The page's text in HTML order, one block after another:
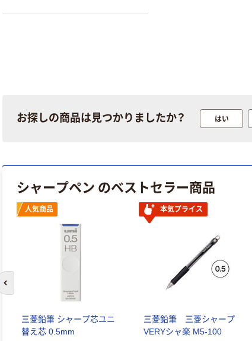
お探しの商品は見つかりましたか？ はい
シャープペン のベストセラー商品
人気商品
三菱鉛筆 シャープ芯ユニ
替え芯 0.5mm
本気プライス
三菱鉛筆 三菱シャープ
VERYシャ楽 M5-100
天然ゴム素材 オ
￥396~ （税込）
本気プライス
デビカ つめか
え用ウッドスポ
ンジ 替え
020718
カゴへ
人気商品
デビカ メクリボ
￥396~ （税込）
デビカ ブックカ
バー 厚口タイプ
デビカ 名札キー
ホルダー 8色
133409 1セット
カゴへ